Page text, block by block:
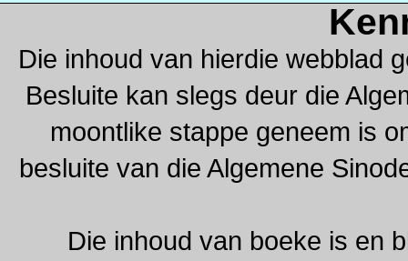
Die inhoud van hierdie webblad
Besluite kan slegs deur die
moontlike stappe geneem is
besluite van die Algemene
Die inhoud van boeke is en